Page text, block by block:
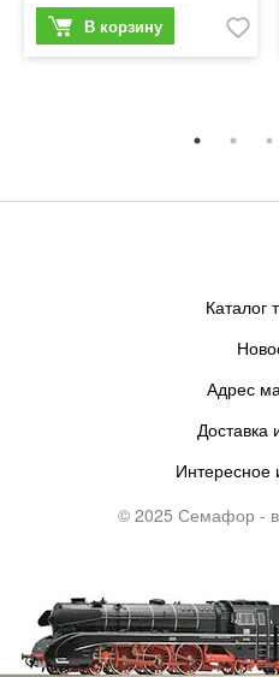
Каталог
Адрес
Доставка
Интересное
© 2025 Семафор -